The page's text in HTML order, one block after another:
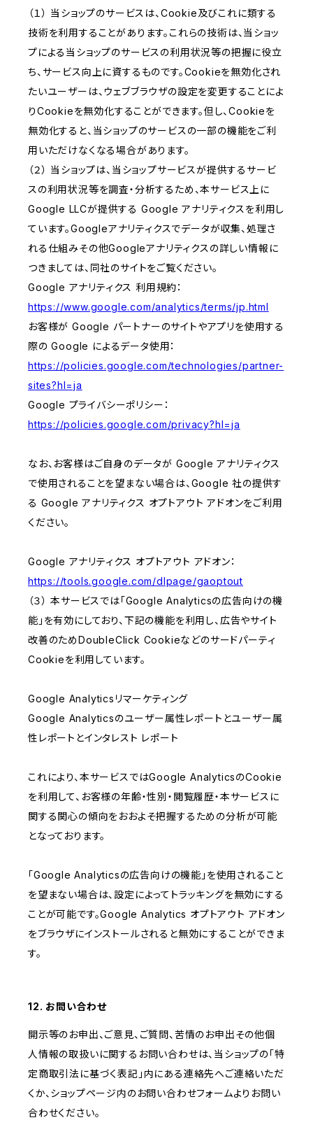
（１） 当ショップのサービスは、Cookie及びこれに類する
技術を利用することがあります。これらの技術は、当ショッ
プによる当ショップのサービスの利用状況等の把握に役立
ち、サービス向上に資するものです。Cookieを無効化され
たいユーザーは、ウェブブラウザの設定を変更することによ
りCookieを無効化することができます。但し、Cookieを
無効化すると、当ショップのサービスの一部の機能をご利
用いただけなくなる場合があります。
（２） 当ショップは、当ショップサービスが提供するサービ
スの利用状況等を調査・分析するため、本サービス上に
Google LLCが提供する Google アナリティクスを利用し
ています。Googleアナリティクスでデータが収集、処理さ
れる仕組みその他Googleアナリティクスの詳しい情報に
つきましては、同社のサイトをご覧ください。
Google アナリティクス 利用規約：
https://www.google.com/analytics/terms/jp.html
お客様が Google パートナーのサイトやアプリを使用する
際の Google によるデータ使用：
https://policies.google.com/technologies/partner-
sites?hl=ja
Google プライバシーポリシー：
https://policies.google.com/privacy?hl=ja
なお、お客様はご自身のデータが Google アナリティクス
で使用されることを望まない場合は、Google 社の提供す
る Google アナリティクス オプトアウト アドオンをご利用
ください。
Google アナリティクス オプトアウト アドオン：
https://tools.google.com/dlpage/gaoptout
（３） 本サービスでは「Google Analyticsの広告向けの機
能」を有効にしており、下記の機能を利用し、広告やサイト
改善のためDoubleClick Cookieなどのサードパーティ
Cookieを利用しています。
Google Analyticsリマーケティング
Google Analyticsのユーザー属性レポートとユーザー属
性レポートとインタレスト レポート
これにより、本サービスではGoogle AnalyticsのCookie
を利用して、お客様の年齢・性別・閲覧履歴・本サービスに
関する関心の傾向をおおよそ把握するための分析が可能
となっております。
「Google Analyticsの広告向けの機能」を使用されること
を望まない場合は、設定によってトラッキングを無効にする
ことが可能です。Google Analytics オプトアウト アドオン
をブラウザにインストールされると無効にすることができま
す。
12. お問い合わせ
開示等のお申出、ご意見、ご質問、苦情のお申出その他個
人情報の取扱いに関するお問い合わせは、当ショップの「特
定商取引法に基づく表記」内にある連絡先へご連絡いただ
くか、ショップページ内のお問い合わせフォームよりお問い
合わせください。